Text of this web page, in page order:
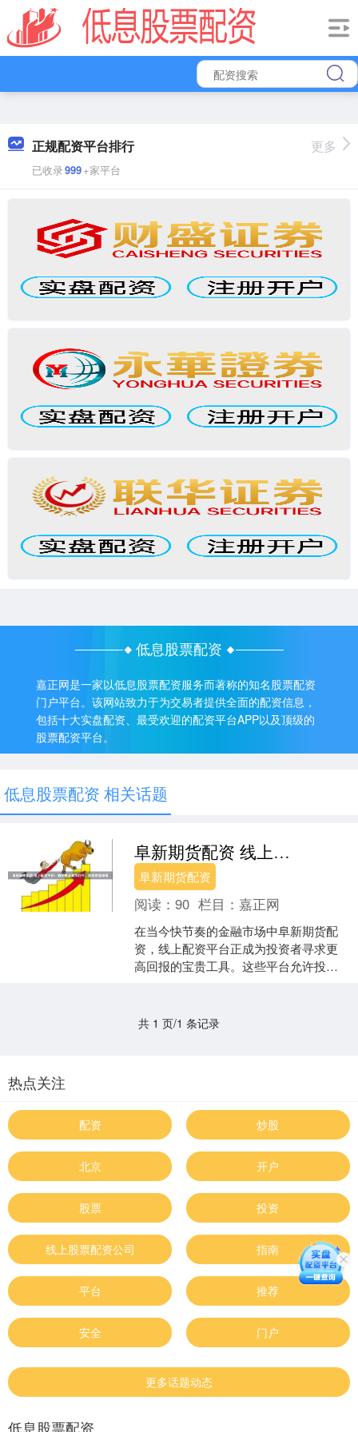
正规配资平台排行
已收录999+家平台
更多
低息股票配资
嘉正网是一家以低息股票配资服务而著称的知名股票配资
门户平台。该网站致力于为交易者提供全面的配资信息，
包括十大实盘配资、最受欢迎的配资平台APP以及顶级的
股票配资平台。
低息股票配资 相关话题
阜新期货配资 线上配资平台：助你撬动股市杠杆，实现财富增值
阜新期货配资
阅读：90 栏目：嘉正网
在当今快节奏的金融市场中阜新期货配
资，线上配资平台正成为投资者寻求更
高回报的宝贵工具。这些平台允许投资
共 1 页/1 条记录
热点关注
配资 炒股
北京 开户
股票 投资
线上股票配资公司 指南
平台 推荐
安全 门户
更多话题动态
低息股票配资